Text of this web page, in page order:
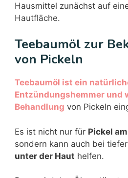
Hausmittel zunächst auf
Hautfläche.
Teebaumöl zur
von Pickeln
Teebaumöl ist ein
Entzündungshemmer und
Behandlung von Pickeln
Es ist nicht nur für Pickel
sondern kann auch bei
unter der Haut helfen.